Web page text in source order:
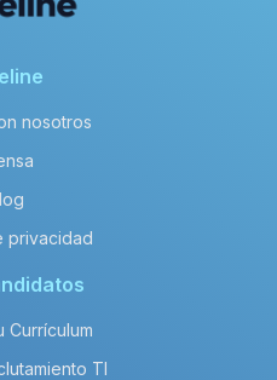
nosotros
privacidad
Currículum
TI